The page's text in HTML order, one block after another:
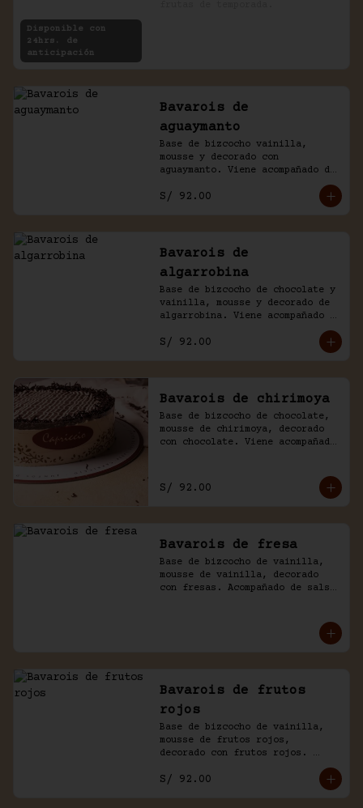
Disponible con
24hrs. de
anticipación
Bavarois de
aguaymanto
Base de bizcocho vainilla,
mousse y decorado con
aguaymanto. Viene acompañado de
S/ 92.00
Bavarois de
algarrobina
Base de bizcocho de chocolate y
vainilla, mousse y decorado de
algarrobina. Viene acompañado
S/ 92.00
Bavarois de chirimoya
Base de bizcocho de chocolate,
mousse de chirimoya, decorado
con chocolate. Viene acompañado
S/ 92.00
Bavarois de fresa
Base de bizcocho de vainilla,
mousse de vainilla, decorado
con fresas. Acompañado de salsa
Bavarois de frutos
rojos
Base de bizcocho de vainilla,
mousse de frutos rojos,
decorado con frutos rojos.
S/ 92.00